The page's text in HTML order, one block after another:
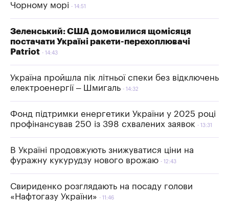
Чорному морі
14:51
Зеленський: США домовилися щомісяця
постачати Україні ракети-перехоплювачі
Patriot
14:43
Україна пройшла пік літньої спеки без відключень
електроенергії – Шмигаль
14:32
Фонд підтримки енергетики України у 2025 році
профінансував 250 із 398 схвалених заявок
13:31
В Україні продовжують знижуватися ціни на
фуражну кукурудзу нового врожаю
12:43
Свириденко розглядають на посаду голови
«Нафтогазу України»
11:46